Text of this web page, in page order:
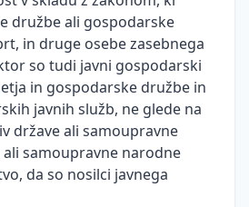
družbe ali gospodarske
in druge osebe zasebnega
so tudi javni gospodarski
in gospodarske družbe in
javnih služb, ne glede na
države ali samoupravne
samoupravne narodne
da so nosilci javnega